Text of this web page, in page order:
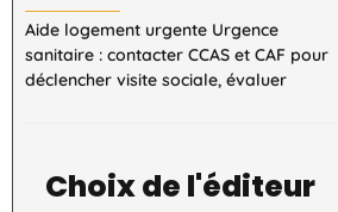
Aide logement urgente Urgence
sanitaire : contacter CCAS et CAF pour
déclencher visite sociale, évaluer
Choix de l'éditeur